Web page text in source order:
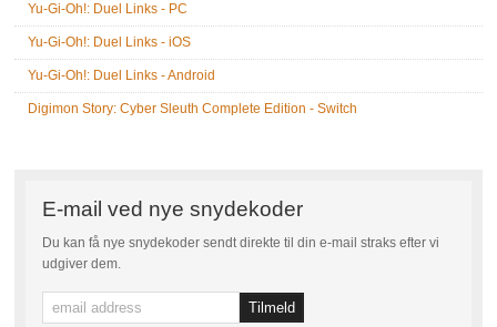
Yu-Gi-Oh!: Duel Links - PC
Yu-Gi-Oh!: Duel Links - iOS
Yu-Gi-Oh!: Duel Links - Android
Digimon Story: Cyber Sleuth Complete Edition - Switch
E-mail ved nye snydekoder
Du kan få nye snydekoder sendt direkte til din e-mail straks efter vi
udgiver dem.